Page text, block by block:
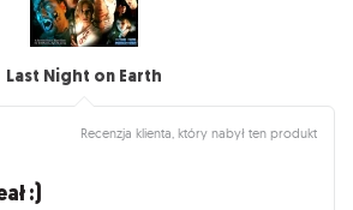
Last Night on Earth
Recenzja klienta, który nabył ten produkt
:)